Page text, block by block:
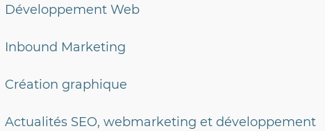
Développement Web
Inbound Marketing
Création graphique
Actualités SEO, webmarketing et développement